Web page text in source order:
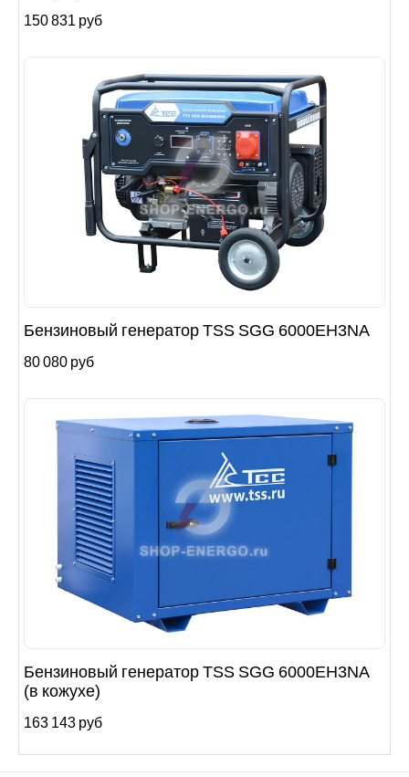
150 831 руб
Бензиновый генератор TSS SGG 6000EH3NA
80 080 руб
Бензиновый генератор TSS SGG 6000EH3NA
(в кожухе)
163 143 руб